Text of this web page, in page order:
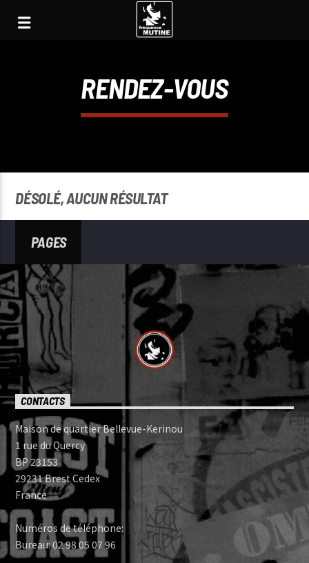
RENDEZ-VOUS
DÉSOLÉ, AUCUN RÉSULTAT
PAGES
CONTACTS
Maison de quartier Bellevue-Kerinou
1 rue du Quercy
BP 23153
29231 Brest Cedex
France
Numéros de téléphone:
Bureau: 02 98 05 07 96